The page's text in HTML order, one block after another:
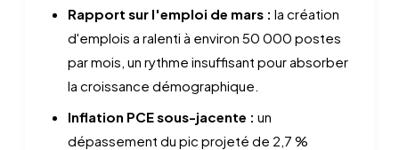
Rapport sur l'emploi de mars : la création
d'emplois a ralenti à environ 50 000 postes
par mois, un rythme insuffisant pour absorber
la croissance démographique.
Inflation PCE sous-jacente : un
dépassement du pic projeté de 2,7 %